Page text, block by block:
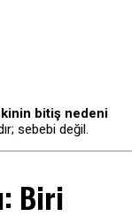
bitiş nedeni
sebebi değil.
Biri